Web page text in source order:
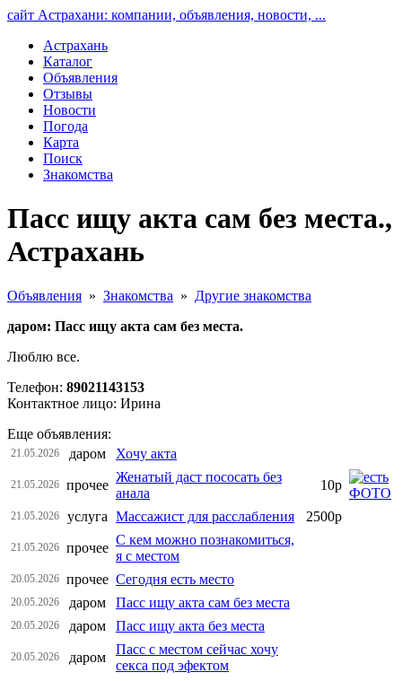
сайт Астрахани: компании, объявления, новости, ...
Астрахань
Каталог
Объявления
Отзывы
Новости
Погода
Карта
Поиск
Знакомства
Пасс ищу акта сам без места.,
Астрахань
Объявления » Знакомства » Другие знакомства
даром: Пасс ищу акта сам без места.
Люблю все.
Телефон: 89021143153
Контактное лицо: Ирина
Еще объявления:
21.05.2026 даром Хочу акта
21.05.2026 прочее
Женатый даст пососать без
анала
10р
21.05.2026 услуга Массажист для расслабления 2500р
21.05.2026 прочее
С кем можно познакомиться,
я с местом
20.05.2026 прочее Сегодня есть место
20.05.2026 даром Пасс ищу акта сам без места
20.05.2026 даром Пасс ищу акта без места
20.05.2026 даром
Пасс с местом сейчас хочу
секса под эфектом